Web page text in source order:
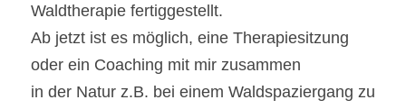
Waldtherapie fertiggestellt.
Ab jetzt ist es möglich, eine Therapiesitzung
oder ein Coaching mit mir zusammen
in der Natur z.B. bei einem Waldspaziergang zu